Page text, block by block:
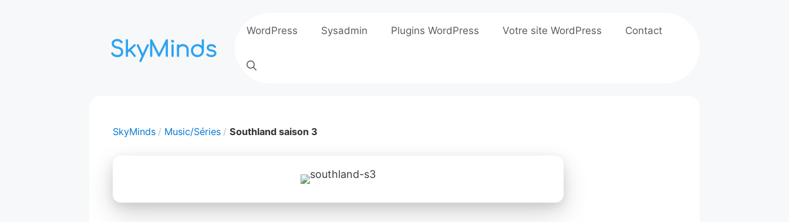
WordPress Sysadmin Plugins WordPress Votre site WordPress Contact
SkyMinds Music/Séries Southland saison 3